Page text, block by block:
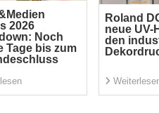
2026
Noch
Tage bis zum
Roland
neue UV-
den